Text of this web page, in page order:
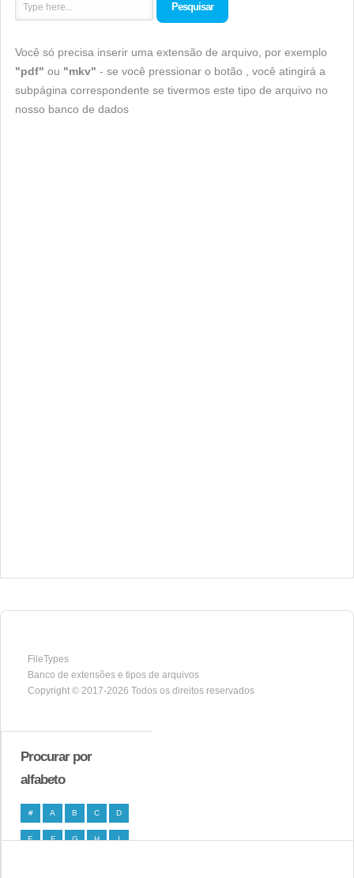
Pesquisar
Você só precisa inserir uma extensão de arquivo, por exemplo
"pdf" ou "mkv" - se você pressionar o botão , você atingirá a
subpágina correspondente se tivermos este tipo de arquivo no
nosso banco de dados
FileTypes
Banco de extensões e tipos de arquivos
Copyright © 2017-2026 Todos os direitos reservados
Procurar por
alfabeto
# A B C D
E F G H I